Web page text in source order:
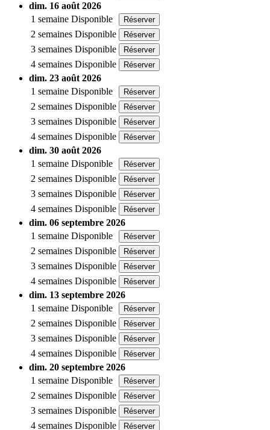
dim. 16 août 2026
1 semaine Disponible Réserver
2 semaines Disponible Réserver
3 semaines Disponible Réserver
4 semaines Disponible Réserver
dim. 23 août 2026
1 semaine Disponible Réserver
2 semaines Disponible Réserver
3 semaines Disponible Réserver
4 semaines Disponible Réserver
dim. 30 août 2026
1 semaine Disponible Réserver
2 semaines Disponible Réserver
3 semaines Disponible Réserver
4 semaines Disponible Réserver
dim. 06 septembre 2026
1 semaine Disponible Réserver
2 semaines Disponible Réserver
3 semaines Disponible Réserver
4 semaines Disponible Réserver
dim. 13 septembre 2026
1 semaine Disponible Réserver
2 semaines Disponible Réserver
3 semaines Disponible Réserver
4 semaines Disponible Réserver
dim. 20 septembre 2026
1 semaine Disponible Réserver
2 semaines Disponible Réserver
3 semaines Disponible Réserver
4 semaines Disponible Réserver